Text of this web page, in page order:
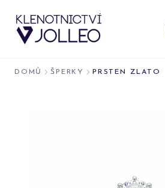
DOMŮ ŠPERKY PRSTEN ZLATO